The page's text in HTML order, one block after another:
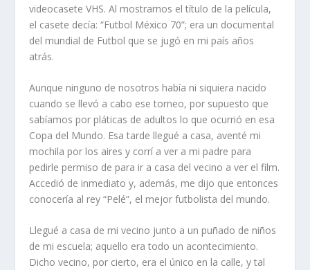
videocasete VHS. Al mostrarnos el título de la película,
el casete decía: “Futbol México 70”; era un documental
del mundial de Futbol que se jugó en mi país años
atrás.
Aunque ninguno de nosotros había ni siquiera nacido
cuando se llevó a cabo ese torneo, por supuesto que
sabíamos por pláticas de adultos lo que ocurrió en esa
Copa del Mundo. Esa tarde llegué a casa, aventé mi
mochila por los aires y corrí a ver a mi padre para
pedirle permiso de para ir a casa del vecino a ver el film.
Accedió de inmediato y, además, me dijo que entonces
conocería al rey “Pelé”, el mejor futbolista del mundo.
Llegué a casa de mi vecino junto a un puñado de niños
de mi escuela; aquello era todo un acontecimiento.
Dicho vecino, por cierto, era el único en la calle, y tal